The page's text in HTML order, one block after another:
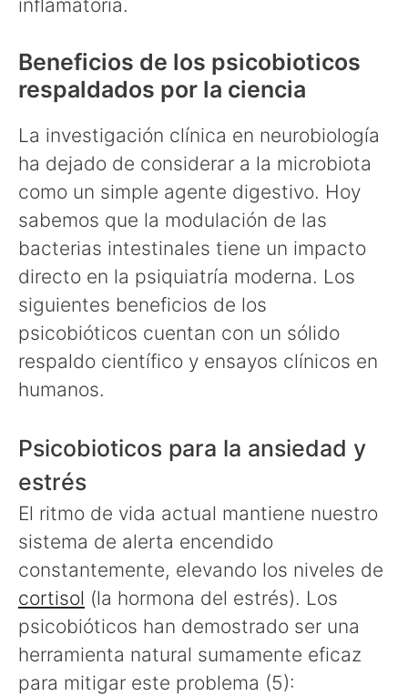
inflamatoria.
Beneficios de los psicobioticos
respaldados por la ciencia
La investigación clínica en neurobiología
ha dejado de considerar a la microbiota
como un simple agente digestivo. Hoy
sabemos que la modulación de las
bacterias intestinales tiene un impacto
directo en la psiquiatría moderna. Los
siguientes beneficios de los
psicobióticos cuentan con un sólido
respaldo científico y ensayos clínicos en
humanos.
Psicobioticos para la ansiedad y
estrés
El ritmo de vida actual mantiene nuestro
sistema de alerta encendido
constantemente, elevando los niveles de
cortisol (la hormona del estrés). Los
psicobióticos han demostrado ser una
herramienta natural sumamente eficaz
para mitigar este problema (5):